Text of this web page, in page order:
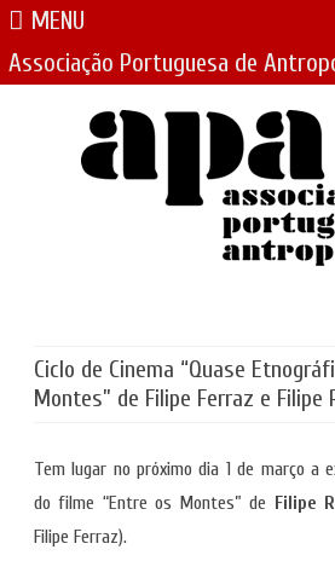
MENU
Associação Portuguesa de
Ciclo de Cinema “Quase
Montes” de Filipe Ferraz e Filipe
Tem lugar no próximo dia 1 de março a
do filme “Entre os Montes” de Filipe
Filipe Ferraz).